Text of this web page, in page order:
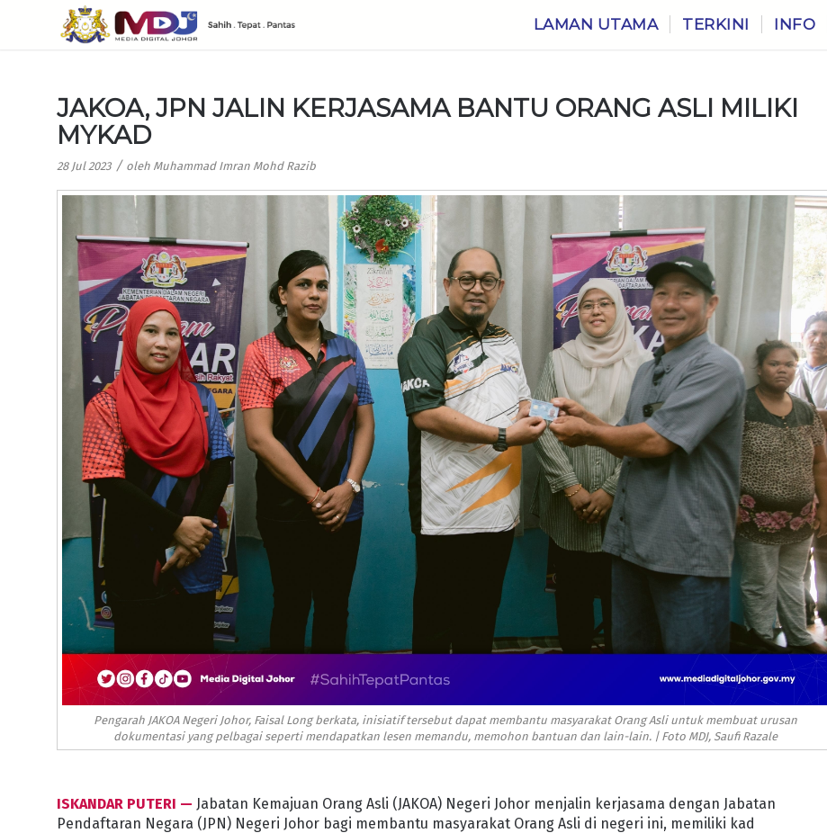
LAMAN UTAMA TERKINI INFO
JAKOA, JPN JALIN KERJASAMA BANTU ORANG ASLI MILIKI
MYKAD
28 Jul 2023 / oleh Muhammad Imran Mohd Razib
Pengarah JAKOA Negeri Johor, Faisal Long berkata, inisiatif tersebut dapat membantu masyarakat Orang Asli untuk membuat urusan
dokumentasi yang pelbagai seperti mendapatkan lesen memandu, memohon bantuan dan lain-lain. | Foto MDJ, Saufi Razale
ISKANDAR PUTERI — Jabatan Kemajuan Orang Asli (JAKOA) Negeri Johor menjalin kerjasama dengan Jabatan
Pendaftaran Negara (JPN) Negeri Johor bagi membantu masyarakat Orang Asli di negeri ini, memiliki kad